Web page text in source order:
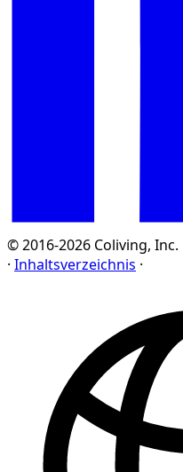
© 2016-2026 Coliving, Inc.
· Inhaltsverzeichnis ·